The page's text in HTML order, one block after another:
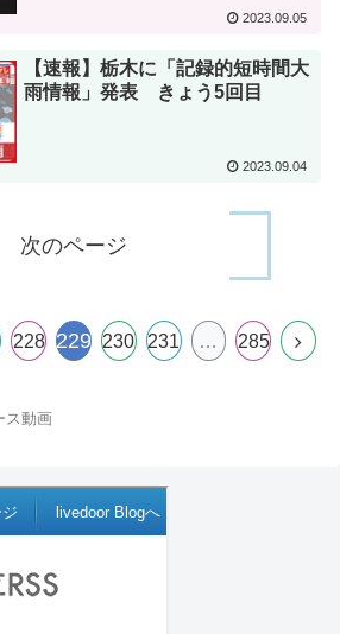
2023.09.05
【速報】栃木に「記録的短時間大
雨情報」発表 きょう5回目
2023.09.04
次のページ
228 229 230 231 … 285
ス動画